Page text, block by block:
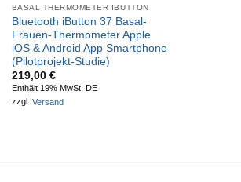
BASAL THERMOMETER IBUTTON
Bluetooth iButton 37 Basal-
Frauen-Thermometer Apple
iOS & Android App Smartphone
(Pilotprojekt-Studie)
219,00 €
Enthält 19% MwSt. DE
zzgl. Versand